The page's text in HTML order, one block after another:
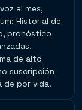
al mes,
Historial de
pronóstico
de alto
suscripción
de por vida.